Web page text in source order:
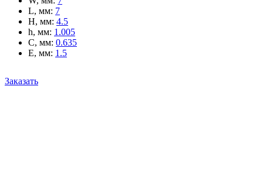
L, мм: 7
H, мм: 4.5
h, мм: 1.005
C, мм: 0.635
E, мм: 1.5
Заказать